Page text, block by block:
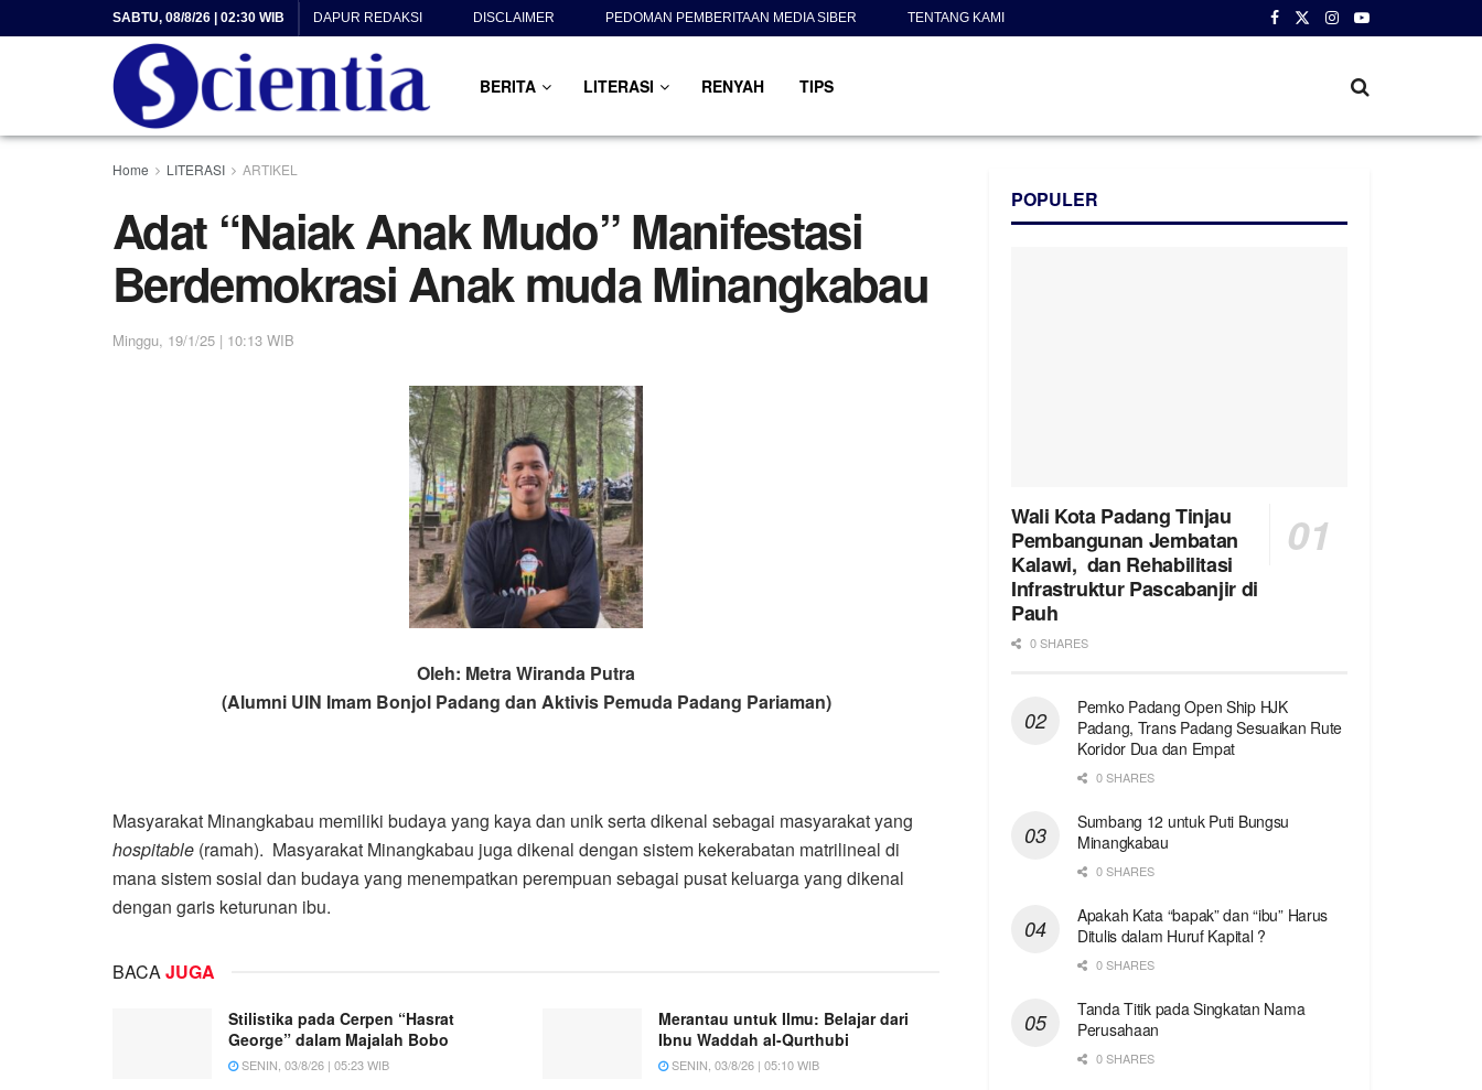
SABTU, 08/8/26 | 02:30 WIB DAPUR REDAKSI DISCLAIMER PEDOMAN PEMBERITAAN MEDIA SIBER TENTANG KAMI
BERITA LITERASI RENYAH TIPS
Home LITERASI ARTIKEL
Adat “Naiak Anak Mudo” Manifestasi
Berdemokrasi Anak muda Minangkabau
Minggu, 19/1/25 | 10:13 WIB
Oleh: Metra Wiranda Putra
(Alumni UIN Imam Bonjol Padang dan Aktivis Pemuda Padang Pariaman)
Masyarakat Minangkabau memiliki budaya yang kaya dan unik serta dikenal sebagai masyarakat yang
hospitable (ramah). Masyarakat Minangkabau juga dikenal dengan sistem kekerabatan matrilineal di
mana sistem sosial dan budaya yang menempatkan perempuan sebagai pusat keluarga yang dikenal
dengan garis keturunan ibu.
BACAJUGA
Stilistika pada Cerpen “Hasrat
George” dalam Majalah Bobo
SENIN, 03/8/26 | 05:23 WIB
Merantau untuk Ilmu: Belajar dari
Ibnu Waddah al-Qurthubi
SENIN, 03/8/26 | 05:10 WIB
POPULER
Wali Kota Padang Tinjau
Pembangunan Jembatan
Kalawi, dan Rehabilitasi
Infrastruktur Pascabanjir di
Pauh
0 SHARES
Pemko Padang Open Ship HJK
Padang, Trans Padang Sesuaikan Rute
Koridor Dua dan Empat
0 SHARES
Sumbang 12 untuk Puti Bungsu
Minangkabau
0 SHARES
Apakah Kata “bapak” dan “ibu” Harus
Ditulis dalam Huruf Kapital ?
0 SHARES
Tanda Titik pada Singkatan Nama
Perusahaan
0 SHARES